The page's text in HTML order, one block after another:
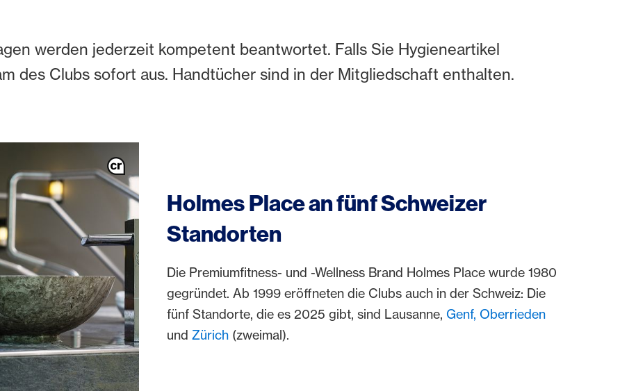
werden jederzeit kompetent beantwortet. Falls Sie Hygieneartikel
des Clubs sofort aus. Handtücher sind in der Mitgliedschaft enthalten.
Holmes Place an fünf Schweizer
Standorten
Die Premiumfitness- und -Wellness Brand Holmes Place wurde 1980
gegründet. Ab 1999 eröffneten die Clubs auch in der Schweiz: Die
fünf Standorte, die es 2025 gibt, sind Lausanne, Genf, Oberrieden
und Zürich (zweimal).